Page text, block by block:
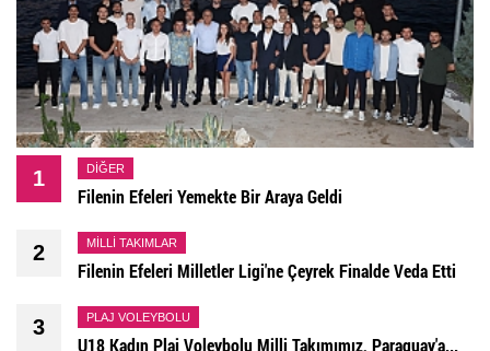
1 DIĞER
Filenin Efeleri Yemekte Bir Araya Geldi
2 MILLI TAKIMLAR
Filenin Efeleri Milletler Ligi'ne Çeyrek Finalde Veda Etti
3 PLAJ VOLEYBOLU
U18 Kadın Plaj Voleybolu Milli Takımımız, Paraguay'a...